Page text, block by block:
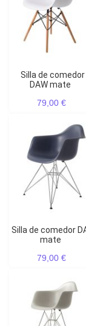
Silla de comedor
DAW mate
79,00 €
Silla de comedor DAR
mate
79,00 €